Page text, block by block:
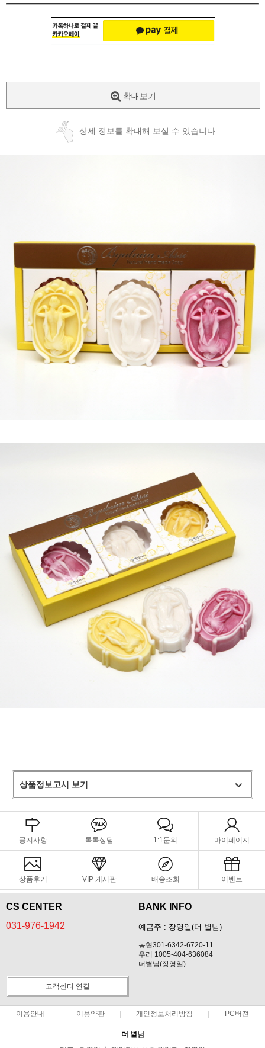
확대보기
상세 정보를 확대해 보실 수 있습니다
상품정보고시 보기
공지사항 톡톡상담 1:1문의 마이페이지
상품후기 VIP 게시판 배송조회 이벤트
CS CENTER
031-976-1942
BANK INFO
예금주 : 장영일(더 별님)
농협301-6342-6720-11
우리 1005-404-636084
더별님(장영일)
고객센터 연결
이용안내 이용약관 개인정보처리방침 PC버전
더 별님